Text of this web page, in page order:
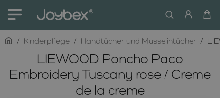
LIEWOOD Poncho Paco
Embroidery Tuscany rose / Creme
de la creme
homeKinderpflege Handtücher und Musselintücher